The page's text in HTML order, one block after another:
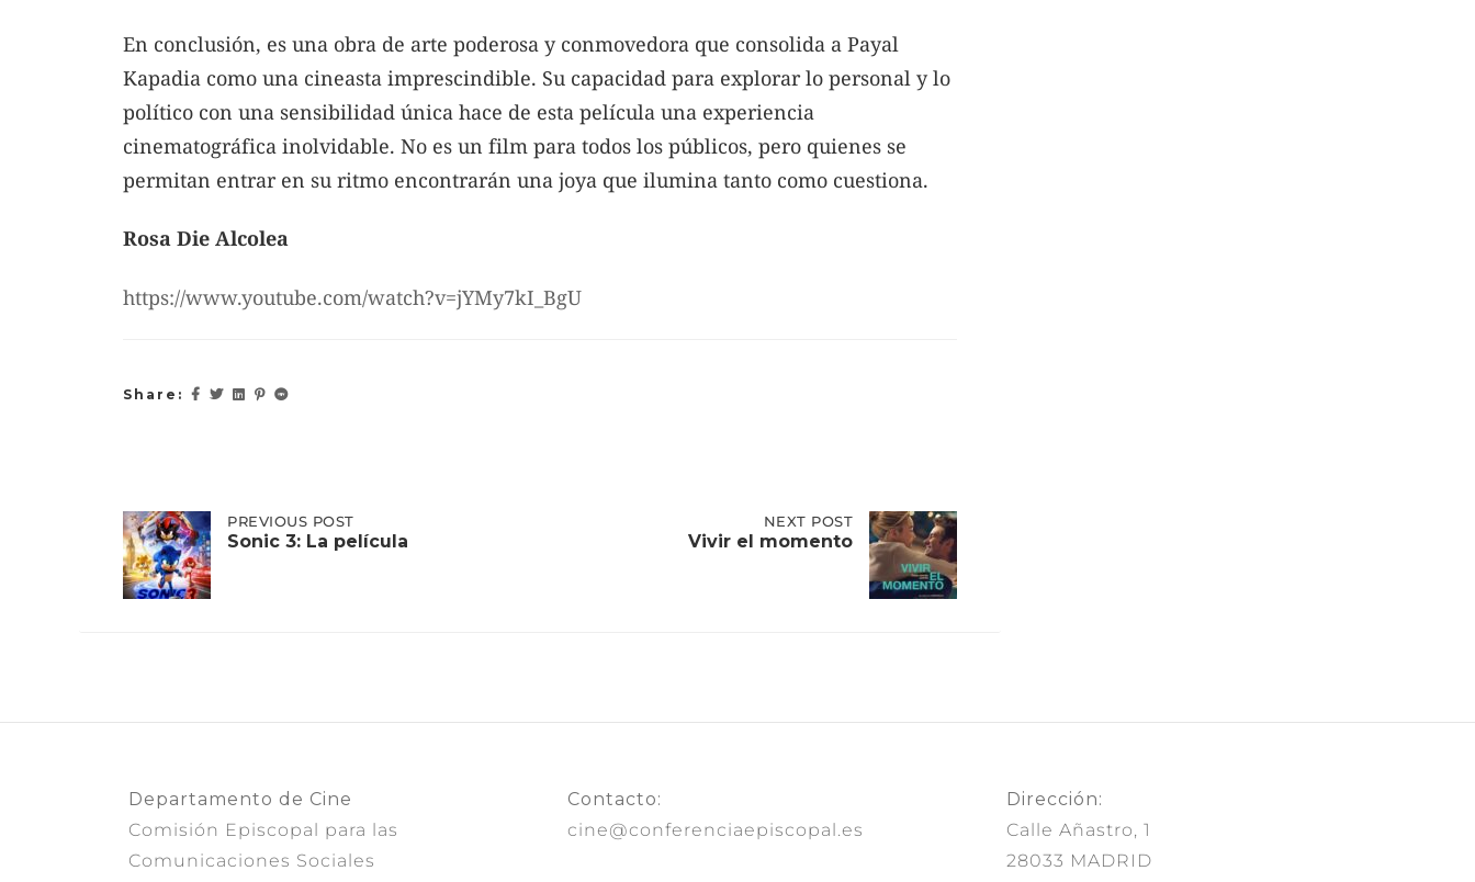
En conclusión, es una obra de arte poderosa y conmovedora que consolida a Payal
Kapadia como una cineasta imprescindible. Su capacidad para explorar lo personal y lo
político con una sensibilidad única hace de esta película una experiencia
cinematográfica inolvidable. No es un film para todos los públicos, pero quienes se
permitan entrar en su ritmo encontrarán una joya que ilumina tanto como cuestiona.
Rosa Die Alcolea
https://www.youtube.com/watch?v=jYMy7kI_BgU
Share:
Post
navigation
PREVIOUS
POST:
PREVIOUS POST
Sonic 3: La película
NEXT POST
Vivir el momento
Departamento de Cine
Comisión Episcopal para las
Comunicaciones Sociales
Contacto:
cine@conferenciaepiscopal.es
Dirección:
Calle Añastro, 1
28033 MADRID